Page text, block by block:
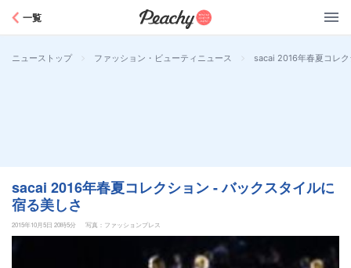
一覧
ニューストップ > ファッション・ビューティニュース > sacai 2016年春夏コレ
sacai 2016年春夏コレクション - バックスタイルに
宿る美しさ
2015年10月5日 20時5分 写真：ファッションプレス